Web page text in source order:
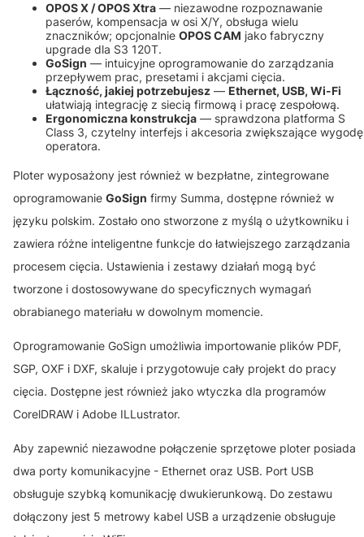
OPOS X / OPOS Xtra — niezawodne rozpoznawanie
paserów, kompensacja w osi X/Y, obsługa wielu
znaczników; opcjonalnie OPOS CAM jako fabryczny
upgrade dla S3 120T.
GoSign — intuicyjne oprogramowanie do zarządzania
przepływem prac, presetami i akcjami cięcia.
Łączność, jakiej potrzebujesz — Ethernet, USB, Wi-Fi
ułatwiają integrację z siecią firmową i pracę zespołową.
Ergonomiczna konstrukcja — sprawdzona platforma S
Class 3, czytelny interfejs i akcesoria zwiększające wygodę
operatora.
Ploter wyposażony jest również w bezpłatne, zintegrowane
oprogramowanie GoSign firmy Summa, dostępne również w
języku polskim. Zostało ono stworzone z myślą o użytkowniku i
zawiera różne inteligentne funkcje do łatwiejszego zarządzania
procesem cięcia. Ustawienia i zestawy działań mogą być
tworzone i dostosowywane do specyficznych wymagań
obrabianego materiału w dowolnym momencie.
Oprogramowanie GoSign umożliwia importowanie plików PDF,
SGP, OXF i DXF, skaluje i przygotowuje cały projekt do pracy
cięcia. Dostępne jest również jako wtyczka dla programów
CorelDRAW i Adobe ILLustrator.
Aby zapewnić niezawodne połączenie sprzętowe ploter posiada
dwa porty komunikacyjne - Ethernet oraz USB. Port USB
obsługuje szybką komunikację dwukierunkową. Do zestawu
dołączony jest 5 metrowy kabel USB a urządzenie obsługuje